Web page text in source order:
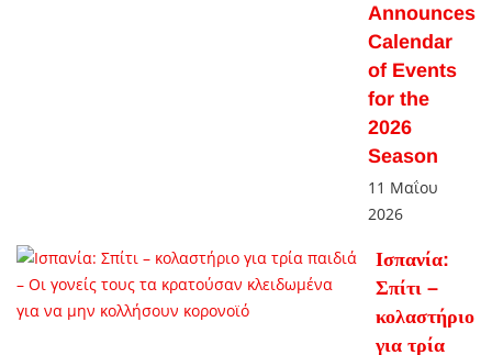
Announces
Calendar
of Events
for the
2026
Season
11 Μαΐου
2026
Ισπανία:
Σπίτι –
κολαστήριο
για τρία